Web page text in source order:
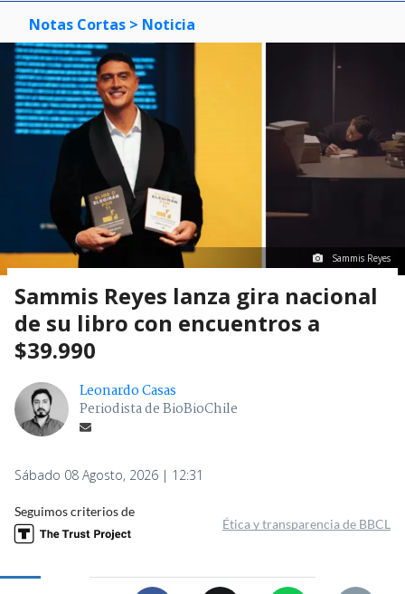
Notas Cortas > Noticia
Sammis Reyes
Sammis Reyes lanza gira nacional
de su libro con encuentros a
$39.990
Leonardo Casas
Periodista de BioBioChile
Sábado 08 Agosto, 2026 | 12:31
Seguimos criterios de
Ética y transparencia de BBCL